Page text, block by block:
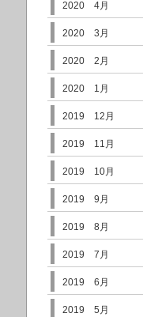
2020 4月
2020 3月
2020 2月
2020 1月
2019 12月
2019 11月
2019 10月
2019 9月
2019 8月
2019 7月
2019 6月
2019 5月